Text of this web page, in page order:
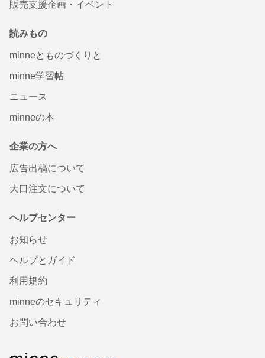
販売支援企画・イベント
読みもの
minneとものづくりと
minne学習帖
ニュース
minneの本
企業の方へ
広告出稿について
大口注文について
ヘルプセンター
お知らせ
ヘルプとガイド
利用規約
minneのセキュリティ
お問い合わせ